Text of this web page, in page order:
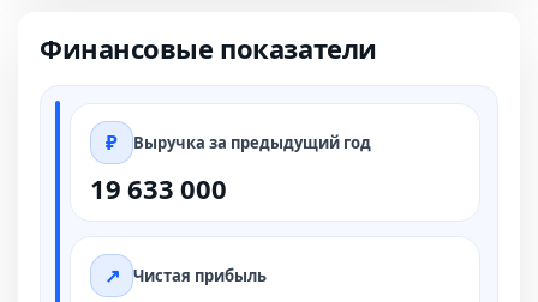
Финансовые показатели
Выручка за предыдущий год
19 633 000
Чистая прибыль